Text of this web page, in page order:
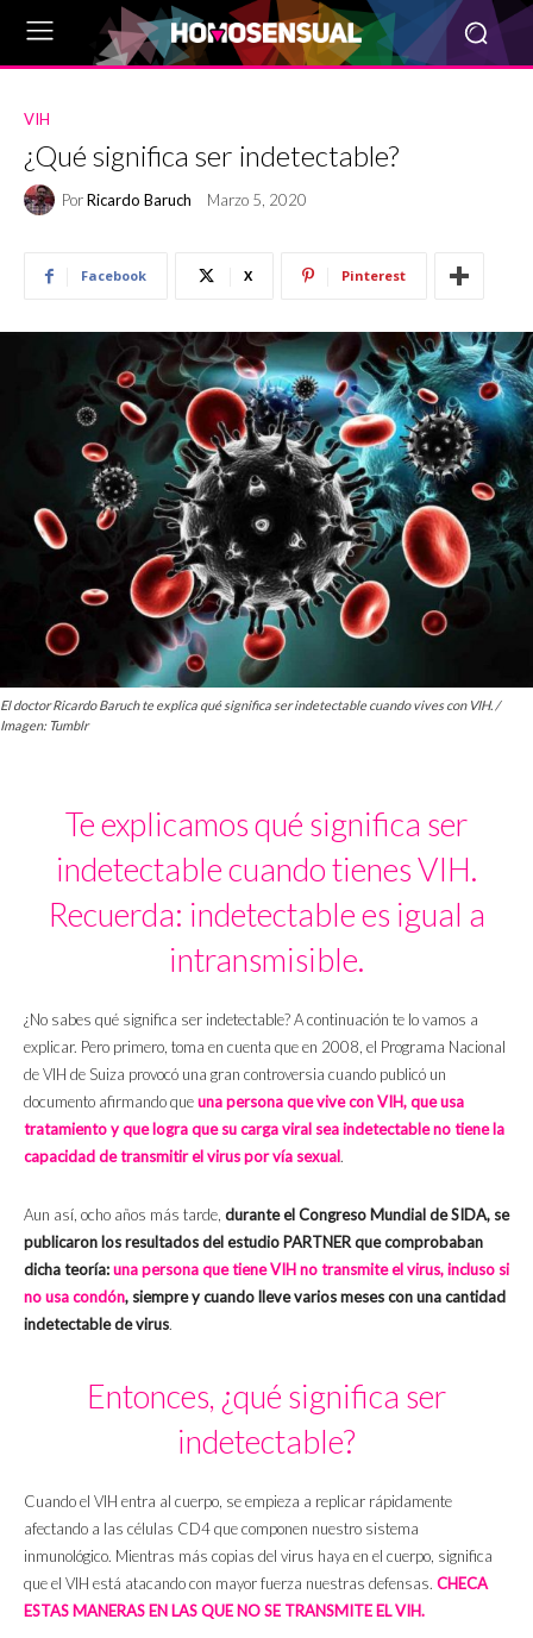
VIH
¿Qué significa ser indetectable?
PorRicardo Baruch Marzo 5, 2020
Facebook X Pinterest
El doctor Ricardo Baruch te explica qué significa ser indetectable cuando vives con VIH. /
Imagen: Tumblr
Te explicamos qué significa ser
indetectable cuando tienes VIH.
Recuerda: indetectable es igual a
intransmisible.
¿No sabes qué significa ser indetectable? A continuación te lo vamos a
explicar. Pero primero, toma en cuenta que en 2008, el Programa Nacional
de VIH de Suiza provocó una gran controversia cuando publicó un
documento afirmando queuna persona que vive con VIH, que usa
tratamiento y que logra que su carga viral sea indetectable no tiene la
capacidad de transmitir el virus por vía sexual.
Aun así, ocho años más tarde, durante el Congreso Mundial de SIDA, se
publicaron los resultados del estudio PARTNER que comprobaban
dicha teoría:una persona que tiene VIH no transmite el virus, incluso si
no usa condón, siempre y cuando lleve varios meses con una cantidad
indetectable de virus.
Entonces, ¿qué significa ser
indetectable?
Cuando el VIH entra al cuerpo, se empieza a replicar rápidamente
afectando a las células CD4 que componen nuestro sistema
inmunológico. Mientras más copias del virus haya en el cuerpo, significa
que el VIH está atacando con mayor fuerza nuestras defensas. CHECA
ESTAS MANERAS EN LAS QUE NO SE TRANSMITE EL VIH.